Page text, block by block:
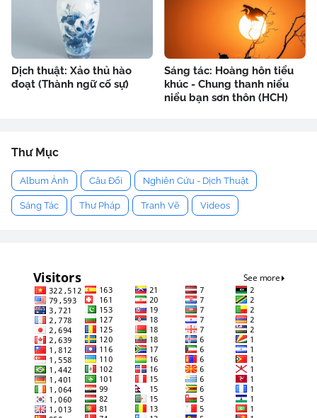
Dịch thuật: Xảo thủ hào
đoạt (Thành ngữ cố sự)
Sáng tác: Hoàng hôn tiểu
khúc - Chung thanh niểu
niểu bạn sơn thôn (HCH)
Thư Mục
Album Ảnh Câu Đối Nghiên Cứu - Dịch Thuật
Sáng Tác Thư Pháp Tranh Vẽ Videos